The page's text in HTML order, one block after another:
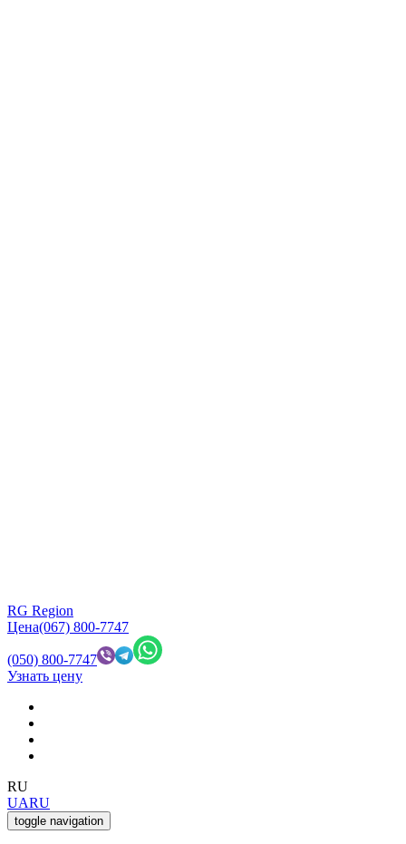
RG Region
Цена(067) 800-7747
(050) 800-7747
Узнать цену
RU
UARU
toggle navigation